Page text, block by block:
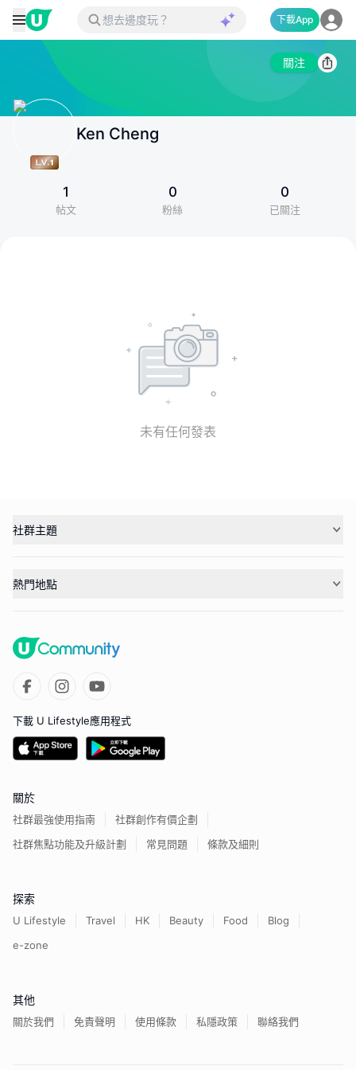
下載App
關注
Ken Cheng
1
帖文
0
粉絲
0
已關注
未有任何發表
社群主題
熱門地點
下載 U Lifestyle應用程式
關於
社群最強使用指南
社群創作有價企劃
社群焦點功能及升級計劃
常見問題 條款及細則
探索
U Lifestyle Travel HK Beauty Food
Blog
e-zone
其他
關於我們 免責聲明 使用條款 私隱政策 聯絡我們